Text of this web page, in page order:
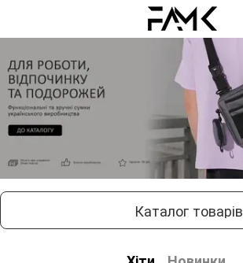
Каталог товарів